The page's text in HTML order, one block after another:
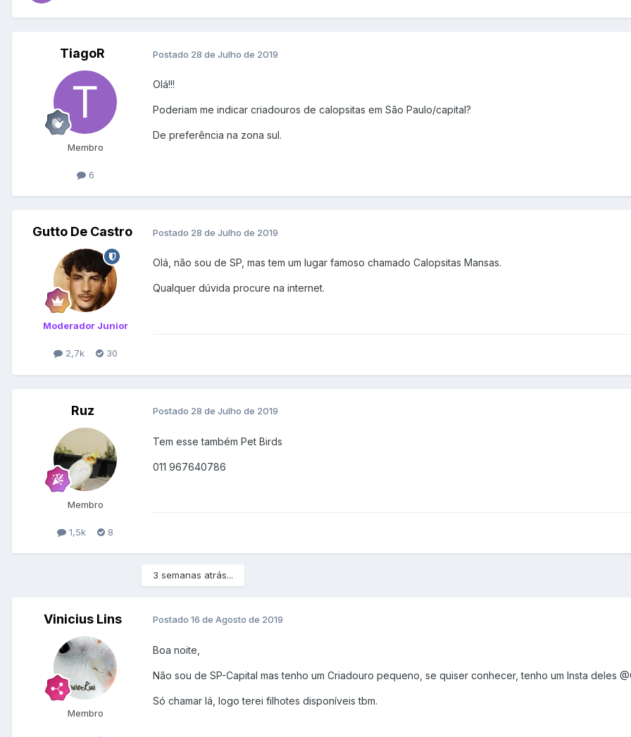
TiagoR
Membro
6
Postado 28 de Julho de 2019
Olá!!!
Poderiam me indicar criadouros de calopsitas em São Paulo/capital?
De preferência na zona sul.
Gutto De Castro
Moderador Junior
2,7k 30
Postado 28 de Julho de 2019
Olá, não sou de SP, mas tem um lugar famoso chamado Calopsitas Mansas.
Qualquer dúvida procure na internet.
Ruz
Membro
1,5k 8
Postado 28 de Julho de 2019
Tem esse também Pet Birds
011 967640786
3 semanas atrás...
Vinicius Lins
Membro
Postado 16 de Agosto de 2019
Boa noite,
Não sou de SP-Capital mas tenho um Criadouro pequeno, se quiser conhecer, tenho um Insta deles
Só chamar lá, logo terei filhotes disponíveis tbm.